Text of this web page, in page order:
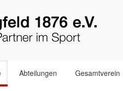
Abteilungen Gesamtverein